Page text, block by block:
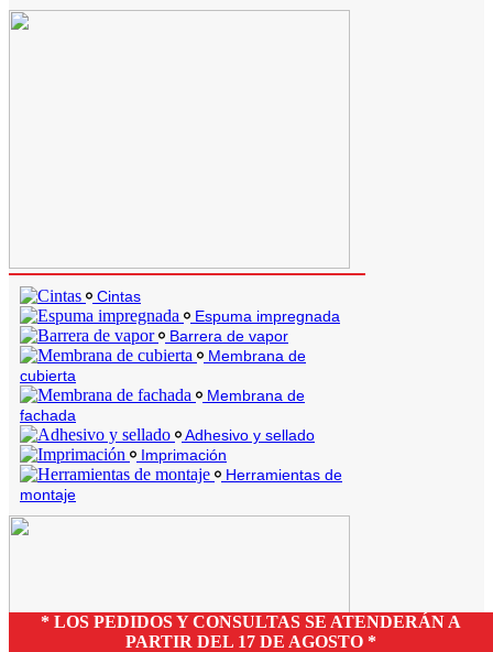
Cintas
Espuma impregnada
Barrera de vapor
Membrana de
cubierta
Membrana de
fachada
Adhesivo y sellado
Imprimación
Herramientas de
montaje
* LOS PEDIDOS Y CONSULTAS SE ATENDERÁN A
PARTIR DEL 17 DE AGOSTO *